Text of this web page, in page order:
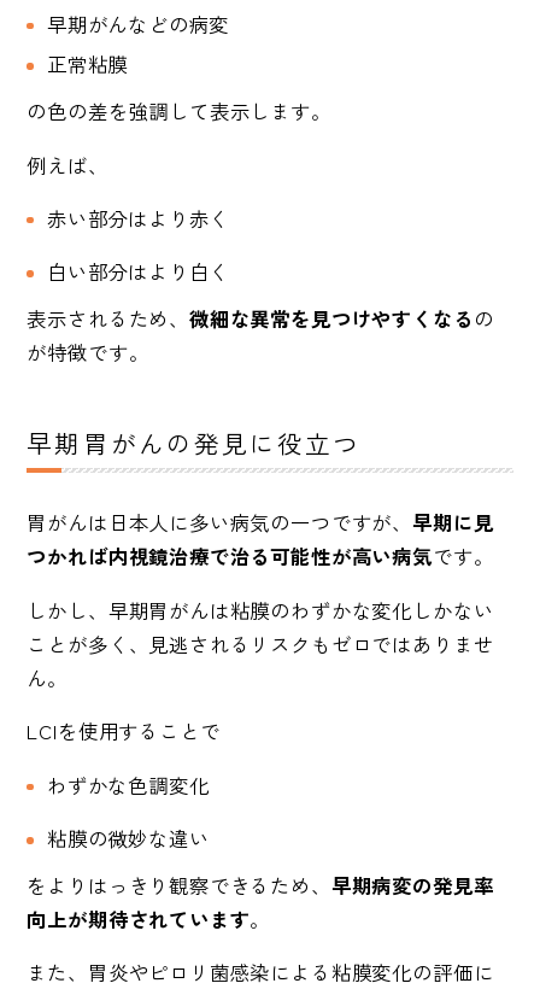
早期がんなどの病変
正常粘膜
の色の差を強調して表示します。
例えば、
赤い部分はより赤く
白い部分はより白く
表示されるため、 微細な異常を見つけやすくなる の
が特徴です。
早期胃がんの発見に役立つ
胃がんは日本人に多い病気の一つですが、早期に見
つかれば内視鏡治療で治る可能性が高い病気です。
しかし、早期胃がんは粘膜のわずかな変化しかない
ことが多く、見逃されるリスクもゼロではありませ
ん。
LCIを使用することで
わずかな色調変化
粘膜の微妙な違い
をよりはっきり観察できるため、 早期病変の発見率
向上が期待されています。
また、胃炎やピロリ菌感染による粘膜変化の評価に